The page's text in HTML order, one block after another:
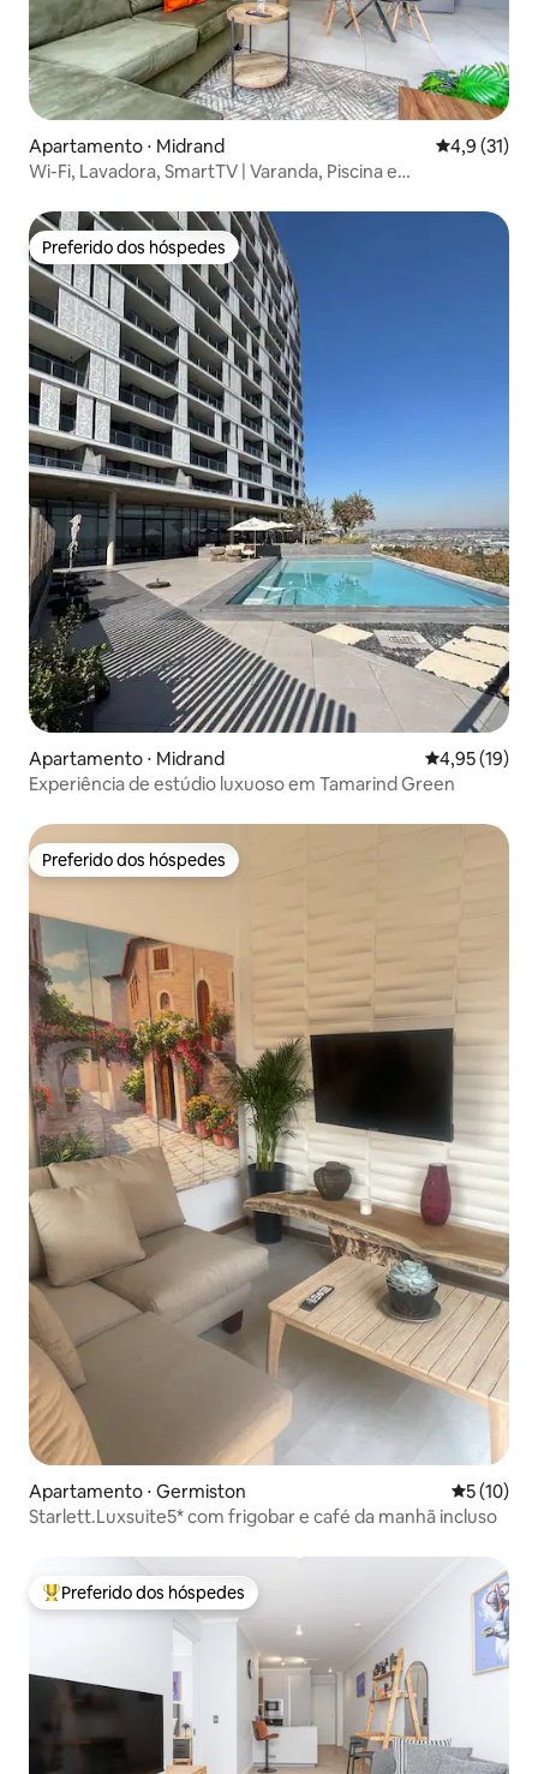
Apartamento ⋅ Midrand 4,9 de uma
4,9 (31)
Wi-Fi, Lavadora, SmartTV | Varanda, Piscina e
Preferido dos hóspedes
Preferido dos hóspedes
Apartamento ⋅ Midrand 4,95 de uma
4,95 (19)
Experiência de estúdio luxuoso em Tamarind Green
Preferido dos hóspedes
Preferido dos hóspedes
Apartamento ⋅ Germiston 5 de uma
5 (10)
Starlett.Luxsuite5* com frigobar e café da manhã incluso
Entre os melhores preferidos dos hóspedes
Preferido dos hóspedes